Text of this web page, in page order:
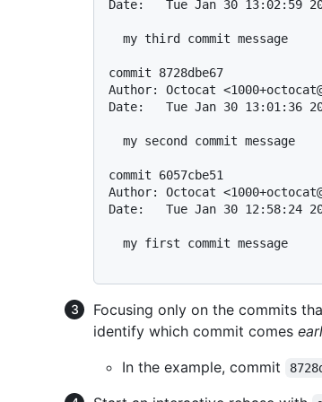
Date:   Tue Jan 30 13:02:59
commit 8728dbe67
Author: Octocat
Date:   Tue Jan 30 13:01:36
commit 6057cbe51
Author: Octocat
Date:   Tue Jan 30 12:58:24
Focusing only on the commits
identify which commit comes
In the example, commit